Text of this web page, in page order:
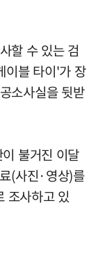
할 수 있는 검
이블 타이'가 장
소사실을 뒷받
불거진 이달
(사진·영상)를
조사하고 있